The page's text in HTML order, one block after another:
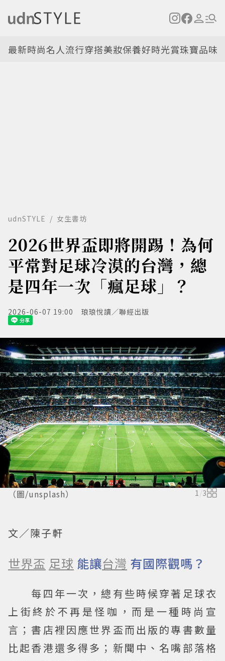
最新時尚名人流行穿搭美妝保養好時光賞珠寶品味
udnSTYLE 女生書坊
2026世界盃即將開踢！為何
平常對足球冷漠的台灣，總
是四年一次「瘋足球」？
2026-06-07 19:00 琅琅悅讀／聯經出版
（圖/unsplash） 1/3
文／陳子軒
世界盃 足球 能讓台灣 有國際觀嗎？
每四年一次，總有些時候穿著足球衣
上街終於不再是怪咖，而是一種時尚宣
言；書店裡因應世界盃而出版的專書數量
比起香港還多得多；新聞中、名嘴部落格